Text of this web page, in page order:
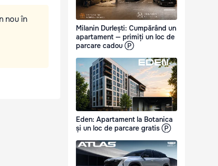
nou în
Milanin Durlești: Cumpărând un
apartament — primiți un loc de
parcare cadou Ⓟ
Eden: Apartament la Botanica
și un loc de parcare gratis Ⓟ